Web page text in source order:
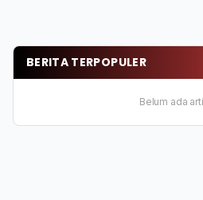
BERITA TERPOPULER
Belum ada